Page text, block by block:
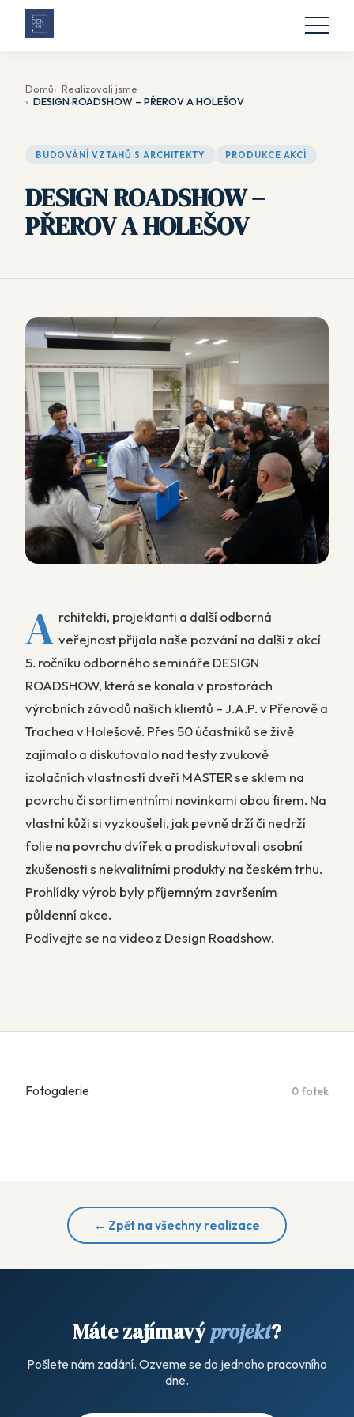
Domů
Realizovali jsme
DESIGN ROADSHOW – PŘEROV A HOLEŠOV
BUDOVÁNÍ VZTAHŮ S ARCHITEKTY PRODUKCE AKCÍ
DESIGN ROADSHOW –
PŘEROV A HOLEŠOV
A rchitekti, projektanti a další odborná
veřejnost přijala naše pozvání na další z akcí
5. ročníku odborného semináře DESIGN
ROADSHOW, která se konala v prostorách
výrobních závodů našich klientů – J.A.P. v Přerově a
Trachea v Holešově. Přes 50 účastníků se živě
zajímalo a diskutovalo nad testy zvukově
izolačních vlastností dveří MASTER se sklem na
povrchu či sortimentními novinkami obou firem. Na
vlastní kůži si vyzkoušeli, jak pevně drží či nedrží
folie na povrchu dvířek a prodiskutovali osobní
zkušenosti s nekvalitními produkty na českém trhu.
Prohlídky výrob byly příjemným završením
půldenní akce.
Podívejte se na video z Design Roadshow.
Fotogalerie 0 fotek
← Zpět na všechny realizace
Máte zajímavýprojekt?
Pošlete nám zadání. Ozveme se do jednoho pracovního
dne.